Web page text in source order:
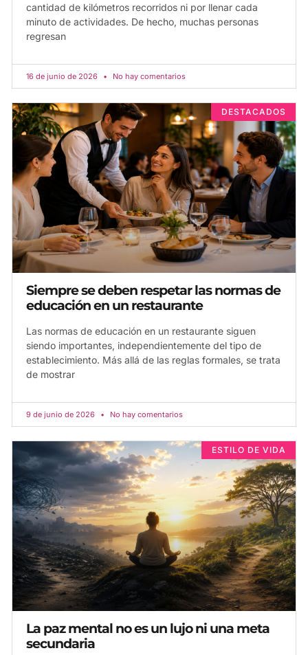
cantidad de kilómetros recorridos ni por llenar cada
minuto de actividades. De hecho, muchas personas
regresan
16 de junio de 2026 No hay comentarios
DESTACADOS
Siempre se deben respetar las normas de
educación en un restaurante
Las normas de educación en un restaurante siguen
siendo importantes, independientemente del tipo de
establecimiento. Más allá de las reglas formales, se trata
de mostrar
9 de junio de 2026 No hay comentarios
ESTILO DE VIDA
La paz mental no es un lujo ni una meta
secundaria